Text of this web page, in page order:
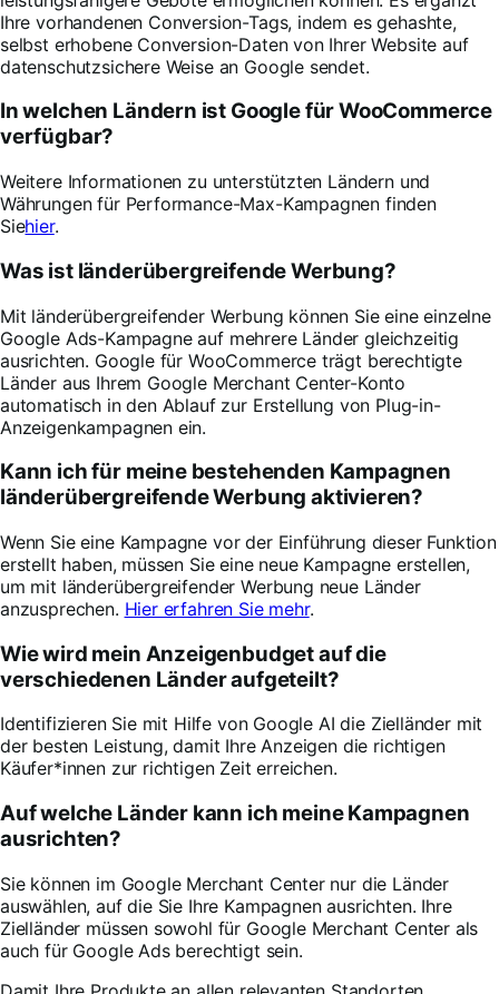
Ihre vorhandenen Conversion-Tags, indem es gehashte,
selbst erhobene Conversion-Daten von Ihrer Website auf
datenschutzsichere Weise an Google sendet.
In welchen Ländern ist Google für WooCommerce
verfügbar?
Weitere Informationen zu unterstützten Ländern und
Währungen für Performance-Max-Kampagnen finden
Siehier.
Was ist länderübergreifende Werbung?
Mit länderübergreifender Werbung können Sie eine einzelne
Google Ads-Kampagne auf mehrere Länder gleichzeitig
ausrichten. Google für WooCommerce trägt berechtigte
Länder aus Ihrem Google Merchant Center-Konto
automatisch in den Ablauf zur Erstellung von Plug-in-
Anzeigenkampagnen ein.
Kann ich für meine bestehenden Kampagnen
länderübergreifende Werbung aktivieren?
Wenn Sie eine Kampagne vor der Einführung dieser Funktion
erstellt haben, müssen Sie eine neue Kampagne erstellen,
um mit länderübergreifender Werbung neue Länder
anzusprechen. Hier erfahren Sie mehr.
Wie wird mein Anzeigenbudget auf die
verschiedenen Länder aufgeteilt?
Identifizieren Sie mit Hilfe von Google AI die Zielländer mit
der besten Leistung, damit Ihre Anzeigen die richtigen
Käufer*innen zur richtigen Zeit erreichen.
Auf welche Länder kann ich meine Kampagnen
ausrichten?
Sie können im Google Merchant Center nur die Länder
auswählen, auf die Sie Ihre Kampagnen ausrichten. Ihre
Zielländer müssen sowohl für Google Merchant Center als
auch für Google Ads berechtigt sein.